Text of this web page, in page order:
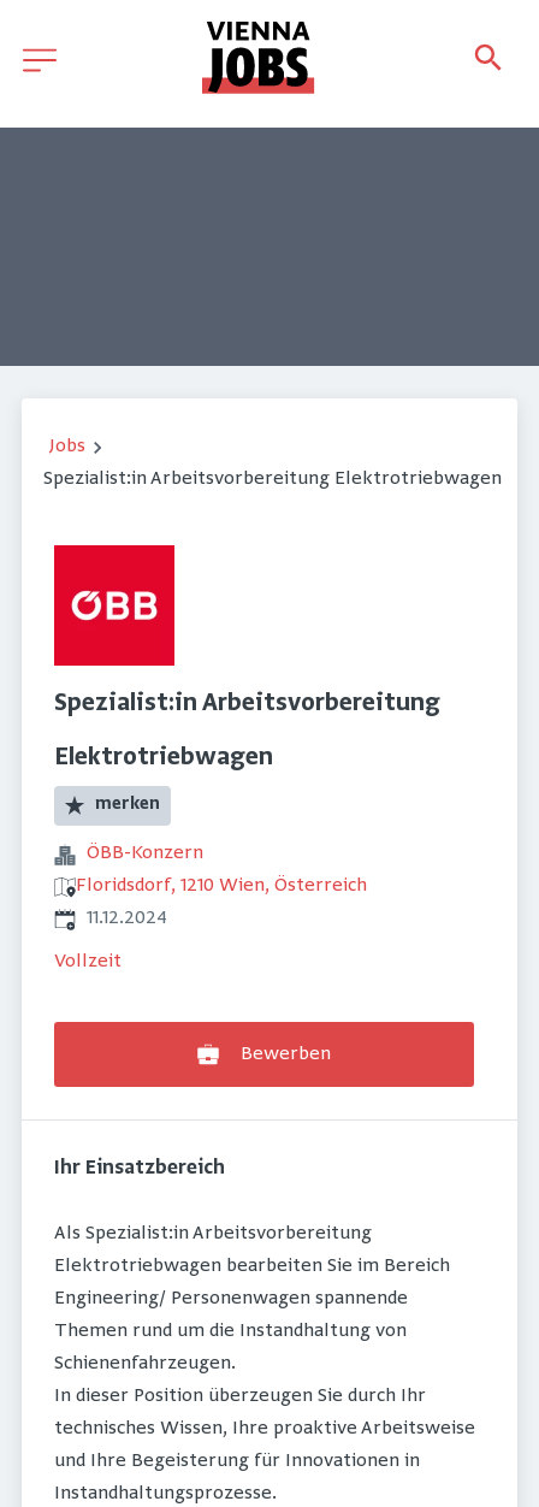
Jobs
Spezialist:in Arbeitsvorbereitung Elektrotriebwagen
Spezialist:in Arbeitsvorbereitung
Elektrotriebwagen
merken
ÖBB-Konzern
Floridsdorf, 1210 Wien, Österreich
Veröffentlicht
11.12.2024
Vollzeit
Bewerben
Ihr Einsatzbereich
Als Spezialist:in Arbeitsvorbereitung
Elektrotriebwagen bearbeiten Sie im Bereich
Engineering/ Personenwagen spannende
Themen rund um die Instandhaltung von
Schienenfahrzeugen.
In dieser Position überzeugen Sie durch Ihr
technisches Wissen, Ihre proaktive Arbeitsweise
und Ihre Begeisterung für Innovationen in
Instandhaltungsprozesse.